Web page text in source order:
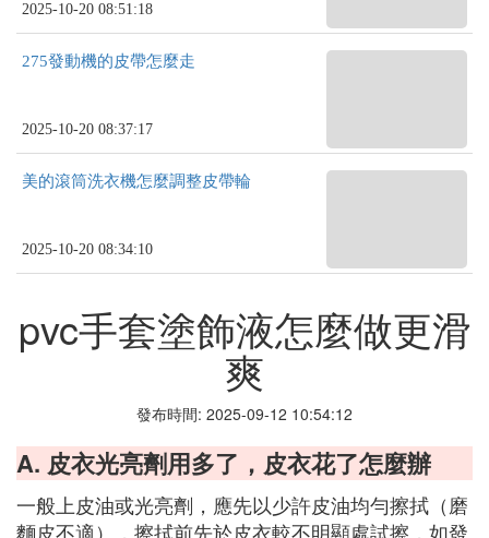
2025-10-20 08:51:18
275發動機的皮帶怎麼走
2025-10-20 08:37:17
美的滾筒洗衣機怎麼調整皮帶輪
2025-10-20 08:34:10
pvc手套塗飾液怎麼做更滑
爽
發布時間: 2025-09-12 10:54:12
A. 皮衣光亮劑用多了，皮衣花了怎麼辦
一般上皮油或光亮劑，應先以少許皮油均勻擦拭（磨
麵皮不適），擦拭前先於皮衣較不明顯處試擦，如發